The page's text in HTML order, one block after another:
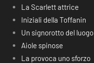
La Scarlett attrice
Iniziali della Toffanin
Un signorotto del luogo
Aiole spinose
La provoca uno sforzo